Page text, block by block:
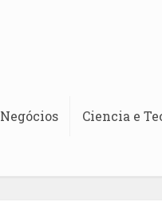
Negócios Ciencia e